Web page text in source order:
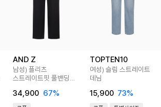
AND Z
남성) 플리츠
스트레이트핏 풀밴딩
34,900 67%
TOPTEN10
여성) 슬림 스트레이트
데님
15,900 73%